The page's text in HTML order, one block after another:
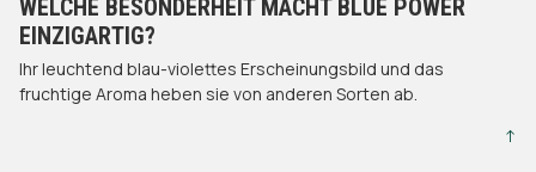
WELCHE BESONDERHEIT MACHT BLUE POWER
EINZIGARTIG?
Ihr leuchtend blau-violettes Erscheinungsbild und das
fruchtige Aroma heben sie von anderen Sorten ab.
↑